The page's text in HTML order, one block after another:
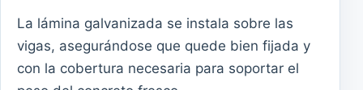
La lámina galvanizada se instala sobre las
vigas, asegurándose que quede bien fijada y
con la cobertura necesaria para soportar el